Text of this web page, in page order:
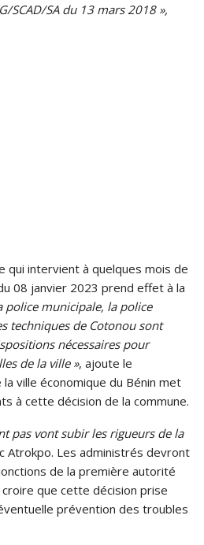
SCAD/SA du 13 mars 2018 »,
qui intervient à quelques mois de
08 janvier 2023 prend effet à la
police municipale, la police
techniques de Cotonou sont
nécessaires pour
de la ville », ajoute le
ville économique du Bénin met
à cette décision de la commune.
pas vont subir les rigueurs de la
Atrokpo. Les administrés devront
de la première autorité
que cette décision prise
prévention des troubles